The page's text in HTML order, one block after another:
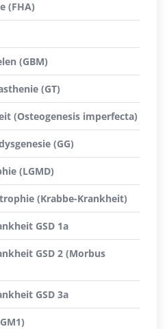
(FHA)
(GBM)
(GT)
(Osteogenesis imperfecta)
(GG)
(LGMD)
(Krabbe-Krankheit)
GSD 1a
GSD 2 (Morbus
GSD 3a